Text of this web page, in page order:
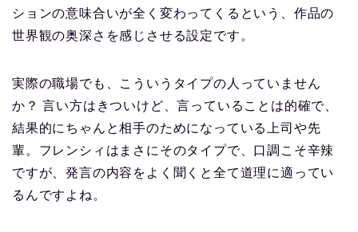
ションの意味合いが全く変わってくるという、作品の
世界観の奥深さを感じさせる設定です。
実際の職場でも、こういうタイプの人っていません
か？ 言い方はきついけど、言っていることは的確で、
結果的にちゃんと相手のためになっている上司や先
輩。フレンシィはまさにそのタイプで、口調こそ辛辣
ですが、発言の内容をよく聞くと全て道理に適ってい
るんですよね。